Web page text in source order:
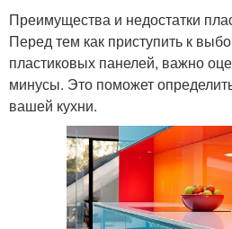
Преимущества и недостатки
Перед тем как приступить к
пластиковых панелей, важно
минусы. Это поможет
вашей кухни.